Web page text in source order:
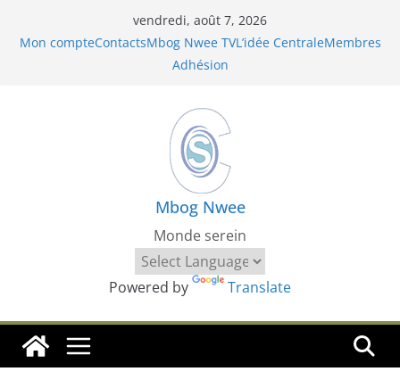
vendredi, août 7, 2026
Mon compteContactsMbog Nwee TVL’idée CentraleMembres
Adhésion
Mbog Nwee
Monde serein
Powered by Translate